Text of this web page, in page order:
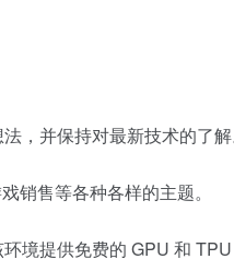
，并保持对最新技术的了解
销售等各种各样的主题。
境提供免费的 GPU 和 TPU